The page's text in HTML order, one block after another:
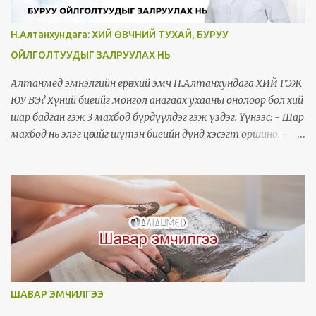
Н.Алтанхундага: ХИЙ ӨВЧНИЙ ТУХАЙ, БУРУУ
ОЙЛГОЛТУУДЫГ ЗАЛРУУЛАХ НЬ
Алтанмед эмнэлгийн ерөнхий эмч Н.Алтанхундага ХИЙ ГЭЖ
ЮУ ВЭ? Хүний биеийг монгол анагаах ухааны онолоор бол хий
шар бадган гэж 3 махбод бүрдүүлдэг гэж үздэг. Үүнээс: - Шар
махбод нь элэг цөсийг шүтэн биеийн дунд хэсэгт оршино. -
байгаа хий нь эрүүл үедээ доод биед голлон орших бөгөөд 5 цул
эрхтнээс зүрхэнд, 6 сав эрхтнээс гол судал, олгойд/бүдүүн
гэдэс/, 7 тамираас ясанд, 5 эрхтнээс чихэнд голлон оршино
гэдэг. 3 махбод улирлаас хамааран ээлжлэн бага зэрэг ихсэж
багасах боловч ерөнхийдөө тэнцвэртэй орших ёстой юм. ХИЙ
ӨВЧИН ГЭЖ ЮУ ВЭ? Ямар эрхтэнд голлон хий арвидсан,
хямарсан шинж илэрснээр нь буюу хий өвчин орших орноор нь
ШАВАР ЭМЧИЛГЭЭ